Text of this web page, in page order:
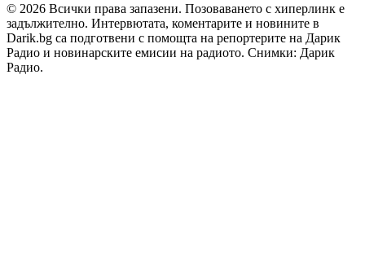
© 2026 Всички права запазени. Позоваването с хиперлинк е
задължително. Интервютата, коментарите и новините в
Darik.bg са подготвени с помощта на репортерите на Дарик
Радио и новинарските емисии на радиото. Снимки: Дарик
Радио.